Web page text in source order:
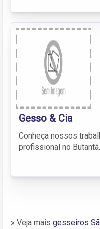
Gesso & Cia
Conheça nossos
profissional no Butantã.
» Veja mais gesseiros